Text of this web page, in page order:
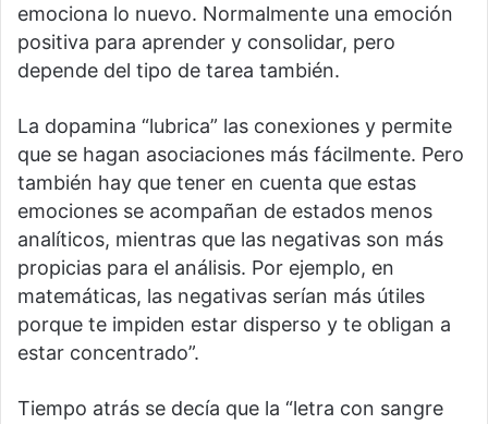
emociona lo nuevo. Normalmente una emoción
positiva para aprender y consolidar, pero
depende del tipo de tarea también.
La dopamina “lubrica” las conexiones y permite
que se hagan asociaciones más fácilmente. Pero
también hay que tener en cuenta que estas
emociones se acompañan de estados menos
analíticos, mientras que las negativas son más
propicias para el análisis. Por ejemplo, en
matemáticas, las negativas serían más útiles
porque te impiden estar disperso y te obligan a
estar concentrado”.
Tiempo atrás se decía que la “letra con sangre